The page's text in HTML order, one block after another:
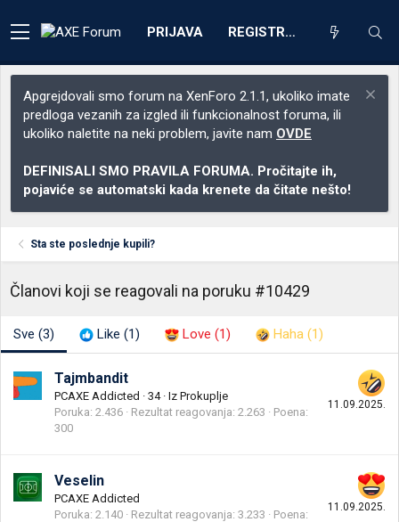
PRIJAVA REGISTRACIJA
Apgrejdovali smo forum na XenForo 2.1.1, ukoliko imate
predloga vezanih za izgled ili funkcionalnost foruma, ili
ukoliko naletite na neki problem, javite nam OVDE
DEFINISALI SMO PRAVILA FORUMA. Pročitajte ih,
pojaviće se automatski kada krenete da čitate nešto!
Sta ste poslednje kupili?
Članovi koji se reagovali na poruku #10429
Sve (3) Like (1) Love (1) Haha (1)
11.09.2025.
Tajmbandit
PCAXE Addicted · 34 · Iz Prokuplje
Poruka 2.436 Rezultat reagovanja 2.263
Poena
300
11.09.2025.
Veselin
PCAXE Addicted
Poruka 2.140 Rezultat reagovanja 3.233
Poena